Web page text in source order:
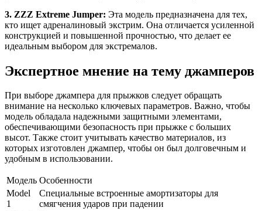
3. ZZZ Extreme Jumper: Эта модель предназначена для тех,
кто ищет адреналиновый экстрим. Она отличается усиленной
конструкцией и повышенной прочностью, что делает ее
идеальным выбором для экстремалов.
Экспертное мнение на тему джамперов
При выборе джампера для прыжков следует обращать
внимание на несколько ключевых параметров. Важно, чтобы
модель обладала надежными защитными элементами,
обеспечивающими безопасность при прыжке с больших
высот. Также стоит учитывать качество материалов, из
которых изготовлен джампер, чтобы он был долговечным и
удобным в использовании.
Модель Особенности
Model
1
Специальные встроенные амортизаторы для
смягчения ударов при падении